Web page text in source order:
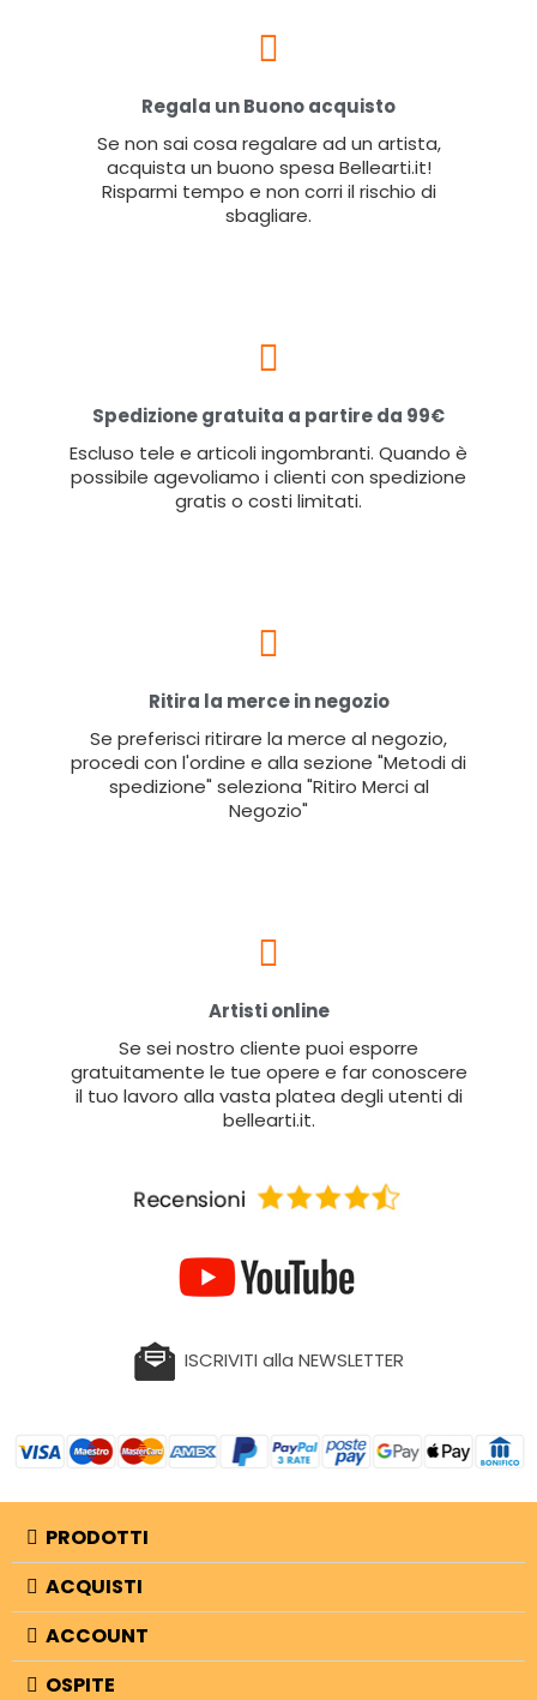
Regala un Buono acquisto
Se non sai cosa regalare ad un artista,
acquista un buono spesa Bellearti.it!
Risparmi tempo e non corri il rischio di
sbagliare.
Spedizione gratuita a partire da 99€
Escluso tele e articoli ingombranti. Quando è
possibile agevoliamo i clienti con spedizione
gratis o costi limitati.
Ritira la merce in negozio
Se preferisci ritirare la merce al negozio,
procedi con l'ordine e alla sezione "Metodi di
spedizione" seleziona "Ritiro Merci al
Negozio"
Artisti online
Se sei nostro cliente puoi esporre
gratuitamente le tue opere e far conoscere
il tuo lavoro alla vasta platea degli utenti di
bellearti.it.
ISCRIVITI alla NEWSLETTER
PRODOTTI
ACQUISTI
ACCOUNT
OSPITE